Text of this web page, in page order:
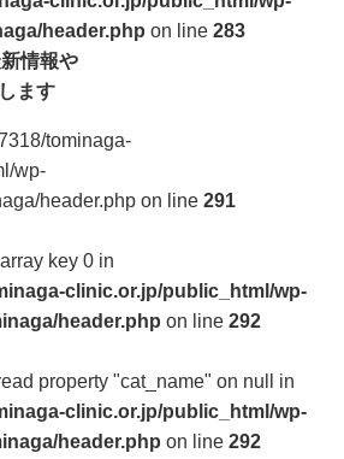
header.php on line 283
情報や
ます
tominaga-
wp-
header.php on line291
key 0 in
clinic.or.jp/public_html/wp-
header.php on line292
property "cat_name" on null in
clinic.or.jp/public_html/wp-
header.php on line292